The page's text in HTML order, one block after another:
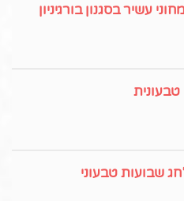
עשיר בסגנון בורגיניון
שבועות טבעוני